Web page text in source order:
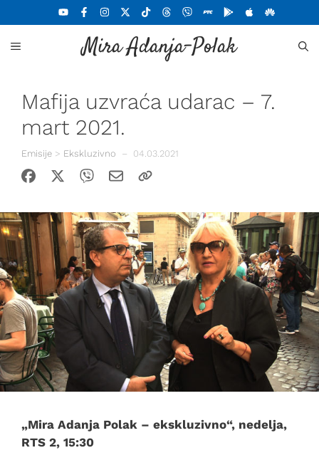
na
sadržaj
Mira Adanja-Polak
MENU
Mafija uzvraća udarac – 7.
mart 2021.
Emisije > Ekskluzivno – 04.03.2021
„Mira Adanja Polak – ekskluzivno“, nedelja,
RTS 2, 15:30